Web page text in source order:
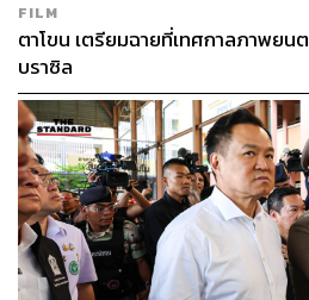
FILM
ตาโขน เตรียมฉายที่เทศกาลภาพยน
บราซิล